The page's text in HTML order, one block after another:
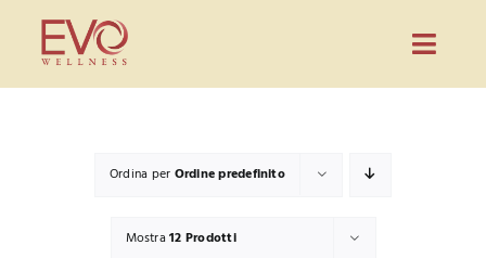
contenuto
Ordina per Ordine predefinito
Mostra12 Prodotti